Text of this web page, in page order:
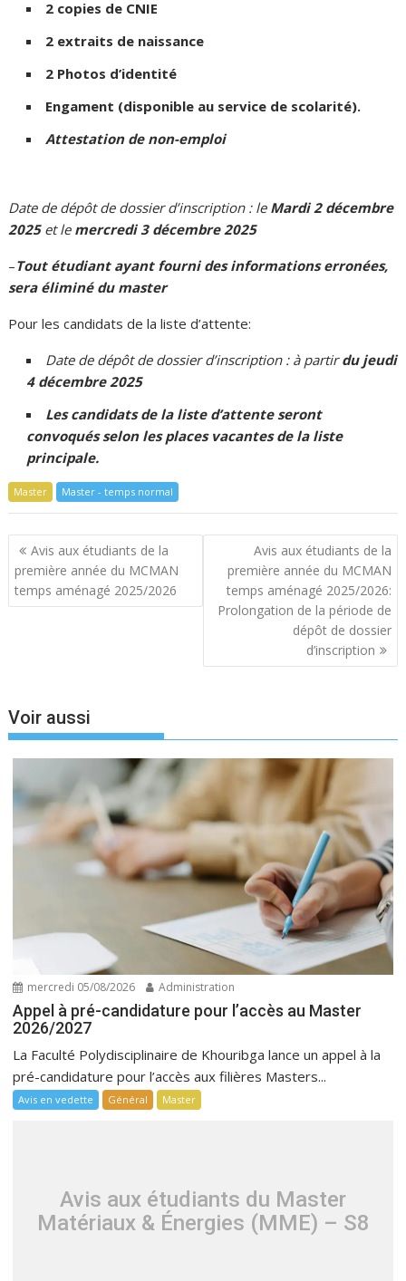
2 copies de CNIE
2 extraits de naissance
2 Photos d’identité
Engament (disponible au service de scolarité).
Attestation de non-emploi
Date de dépôt de dossier d’inscription : le Mardi 2 décembre
2025 et lemercredi 3 décembre 2025
–Tout étudiant ayant fourni des informations erronées,
sera éliminé du master
Pour les candidats de la liste d’attente:
Date de dépôt de dossier d’inscription : à partirdu jeudi
4 décembre 2025
Les candidats de la liste d’attente seront
convoqués selon les places vacantes de la liste
principale.
Master Master - temps normal
Navigation
de
l’article
Avis aux étudiants de la
première année du MCMAN
temps aménagé 2025/2026
Avis aux étudiants de la
première année du MCMAN
temps aménagé 2025/2026:
Prolongation de la période de
dépôt de dossier
d’inscription
Voir aussi
mercredi 05/08/2026 Administration
Appel à pré-candidature pour l’accès au Master
2026/2027
La Faculté Polydisciplinaire de Khouribga lance un appel à la
pré-candidature pour l’accès aux filières Masters...
Avis en vedette Général Master
Avis aux étudiants du Master
Matériaux & Énergies (MME) – S8